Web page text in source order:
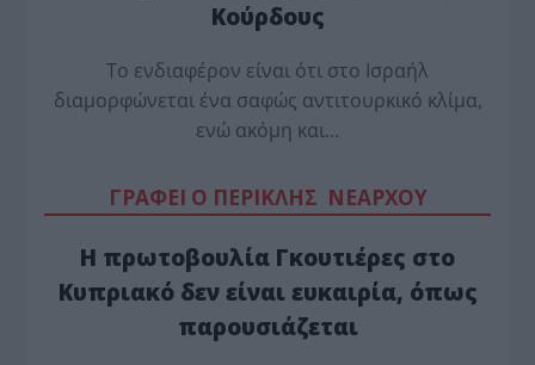
Κούρδους
Το ενδιαφέρον είναι ότι στο Ισραήλ
διαμορφώνεται ένα σαφώς αντιτουρκικό κλίμα,
ενώ ακόμη και…
ΓΡΑΦΕΙ Ο ΠΕΡΙΚΛΗΣ ΝΕΑΡΧΟΥ
Η πρωτοβουλία Γκουτιέρες στο
Κυπριακό δεν είναι ευκαιρία, όπως
παρουσιάζεται